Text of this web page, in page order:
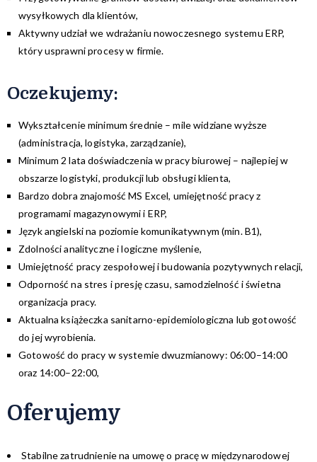
wysyłkowych dla klientów,
Aktywny udział we wdrażaniu nowoczesnego systemu ERP,
który usprawni procesy w firmie.
Oczekujemy:
Wykształcenie minimum średnie – mile widziane wyższe
(administracja, logistyka, zarządzanie),
Minimum 2 lata doświadczenia w pracy biurowej – najlepiej w
obszarze logistyki, produkcji lub obsługi klienta,
Bardzo dobra znajomość MS Excel, umiejętność pracy z
programami magazynowymi i ERP,
Język angielski na poziomie komunikatywnym (min. B1),
Zdolności analityczne i logiczne myślenie,
Umiejętność pracy zespołowej i budowania pozytywnych relacji,
Odporność na stres i presję czasu, samodzielność i świetna
organizacja pracy.
Aktualna książeczka sanitarno-epidemiologiczna lub gotowość
do jej wyrobienia.
Gotowość do pracy w systemie dwuzmianowy: 06:00–14:00
oraz 14:00–22:00,
Oferujemy
Stabilne zatrudnienie na umowę o pracę w międzynarodowej